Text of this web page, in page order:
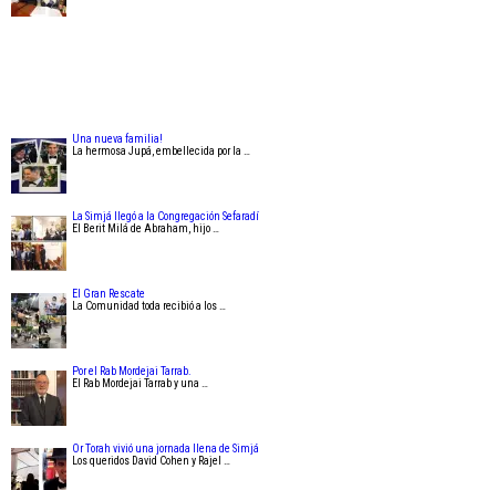
Una nueva familia!
La hermosa Jupá, embellecida por la …
La Simjá llegó a la Congregación Sefaradí
El Berit Milá de Abraham, hijo …
El Gran Rescate
La Comunidad toda recibió a los …
Por el Rab Mordejai Tarrab.
El Rab Mordejai Tarrab y una …
Or Torah vivió una jornada llena de Simjá
Los queridos David Cohen y Rajel …